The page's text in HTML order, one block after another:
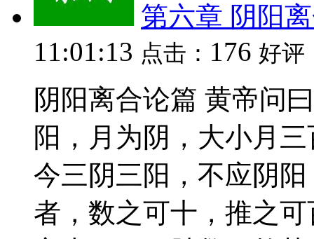
第六章 阴阳
11:01:13 点击： 176 好评
阴阳离合论篇 黄帝问
阳，月为阴，大小月
今三阴三阳，不应阴
者，数之可十，推之